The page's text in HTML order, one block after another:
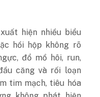
hiện nhiều biểu
hồi hộp không rõ
đổ mồ hôi, run,
căng và rối loạn
tim mạch, tiêu hóa